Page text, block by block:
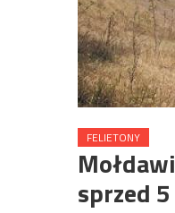
FELIETONY
sprzed